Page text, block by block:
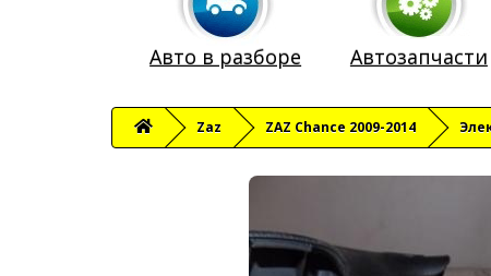
Авто в разборе Автозапчасти
Zaz ZAZ Chance 2009-2014